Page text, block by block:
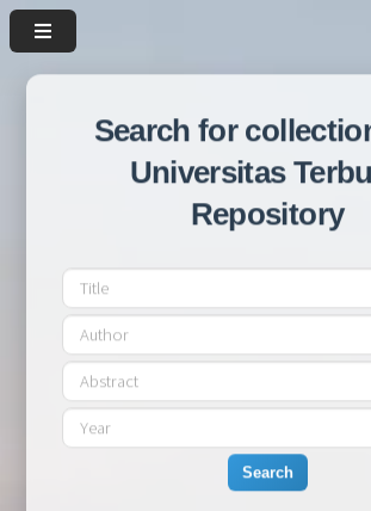
Search for
Universitas
Repository
Search